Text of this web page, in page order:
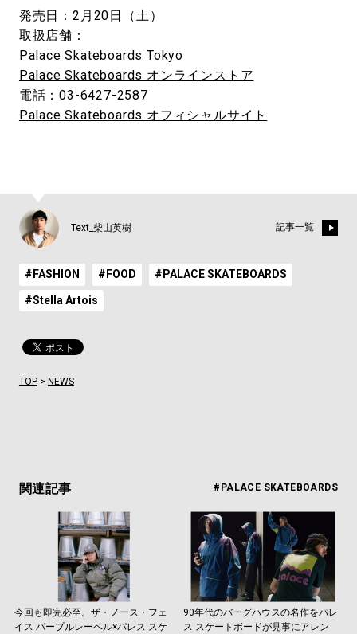
発売日：2月20日（土）
取扱店舗：
Palace Skateboards Tokyo
Palace Skateboards オンラインストア
電話：03-6427-2587
Palace Skateboards オフィシャルサイト
Text_柴山英樹 記事一覧
#FASHION #FOOD #PALACE SKATEBOARDS
#Stella Artois
TOP> NEWS
関連記事 #PALACE SKATEBOARDS
今回も即完必至。ザ・ノース・フェ
イス パープルレーベル×パレス スケ
90年代のバーグハウスの名作をパレ
ス スケートボードが見事にアレン